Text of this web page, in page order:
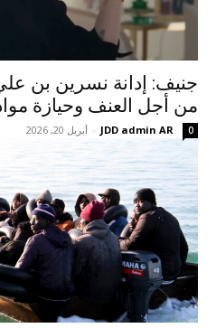
جنيف: إدانة نسرين بن
من أجل العنف وحيازة
JDD admin AR
- أبريل 20, 2026 0